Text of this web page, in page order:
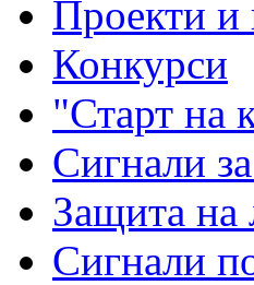
Проекти и
Конкурси
"Старт на
Сигнали
Защита на
Сигнали